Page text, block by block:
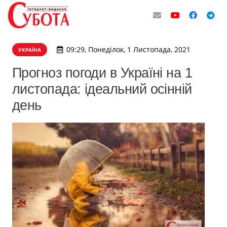
УКРАЇНА 09:29, Понеділок, 1 Листопада, 2021
Прогноз погоди в Україні на 1
листопада: ідеальний осінній
день